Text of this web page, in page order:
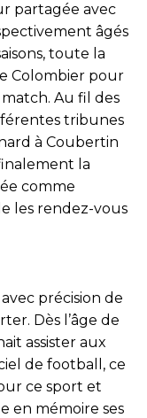
partagée avec
âgés
toute la
Colombier pour
Au fil des
tribunes
à Coubertin
la
comme
les rendez-vous
précision de
Dès l’âge de
assister aux
de football, ce
ce sport et
en mémoire ses